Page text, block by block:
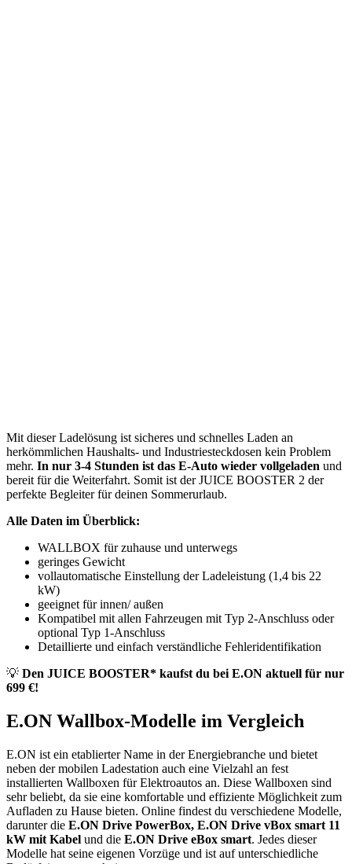
Mit dieser Ladelösung ist sicheres und schnelles Laden an
herkömmlichen Haushalts- und Industriesteckdosen kein Problem
mehr. In nur 3-4 Stunden ist das E-Auto wieder vollgeladen und
bereit für die Weiterfahrt. Somit ist der JUICE BOOSTER 2 der
perfekte Begleiter für deinen Sommerurlaub.
Alle Daten im Überblick:
WALLBOX für zuhause und unterwegs
geringes Gewicht
vollautomatische Einstellung der Ladeleistung (1,4 bis 22
kW)
geeignet für innen/ außen
Kompatibel mit allen Fahrzeugen mit Typ 2-Anschluss oder
optional Typ 1-Anschluss
Detaillierte und einfach verständliche Fehleridentifikation
💡 Den JUICE BOOSTER* kaufst du bei E.ON aktuell für nur
699 €!
E.ON Wallbox-Modelle im Vergleich
E.ON ist ein etablierter Name in der Energiebranche und bietet
neben der mobilen Ladestation auch eine Vielzahl an fest
installierten Wallboxen für Elektroautos an. Diese Wallboxen sind
sehr beliebt, da sie eine komfortable und effiziente Möglichkeit zum
Aufladen zu Hause bieten. Online findest du verschiedene Modelle,
darunter die E.ON Drive PowerBox, E.ON Drive vBox smart 11
kW mit Kabel und die E.ON Drive eBox smart. Jedes dieser
Modelle hat seine eigenen Vorzüge und ist auf unterschiedliche